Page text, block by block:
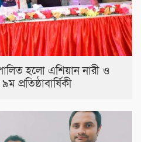
হলো এশিয়ান নারী ও
প্রতিষ্ঠাবার্ষিকী